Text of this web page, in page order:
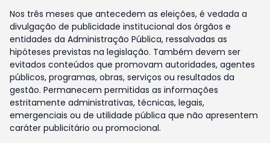
Nos três meses que antecedem as eleições, é vedada a
divulgação de publicidade institucional dos órgãos e
entidades da Administração Pública, ressalvadas as
hipóteses previstas na legislação. Também devem ser
evitados conteúdos que promovam autoridades, agentes
públicos, programas, obras, serviços ou resultados da
gestão. Permanecem permitidas as informações
estritamente administrativas, técnicas, legais,
emergenciais ou de utilidade pública que não apresentem
caráter publicitário ou promocional.